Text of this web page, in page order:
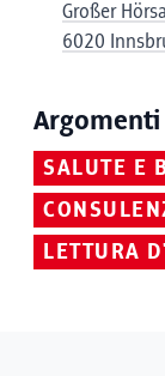
Großer
6020
Argomenti
SALUTE E
LETTURA